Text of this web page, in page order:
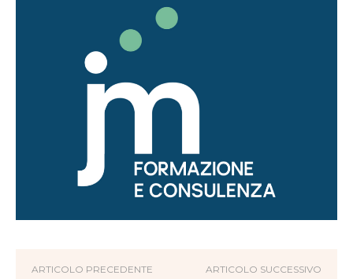
ARTICOLO PRECEDENTE ARTICOLO SUCCESSIVO